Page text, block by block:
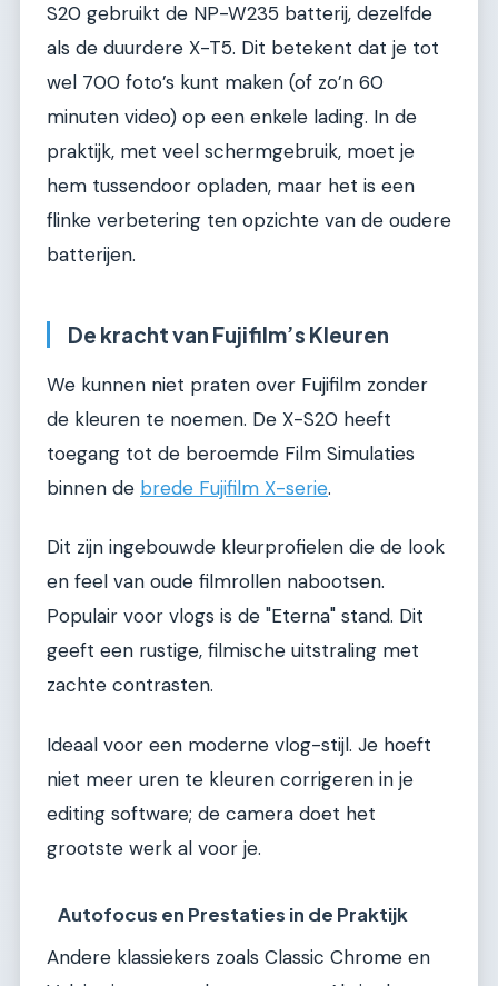
S20 gebruikt de NP-W235 batterij, dezelfde
als de duurdere X-T5. Dit betekent dat je tot
wel 700 foto’s kunt maken (of zo’n 60
minuten video) op een enkele lading. In de
praktijk, met veel schermgebruik, moet je
hem tussendoor opladen, maar het is een
flinke verbetering ten opzichte van de oudere
batterijen.
De kracht van Fujifilm’s Kleuren
We kunnen niet praten over Fujifilm zonder
de kleuren te noemen. De X-S20 heeft
toegang tot de beroemde Film Simulaties
binnen de brede Fujifilm X-serie.
Dit zijn ingebouwde kleurprofielen die de look
en feel van oude filmrollen nabootsen.
Populair voor vlogs is de "Eterna" stand. Dit
geeft een rustige, filmische uitstraling met
zachte contrasten.
Ideaal voor een moderne vlog-stijl. Je hoeft
niet meer uren te kleuren corrigeren in je
editing software; de camera doet het
grootste werk al voor je.
Autofocus en Prestaties in de Praktijk
Andere klassiekers zoals Classic Chrome en